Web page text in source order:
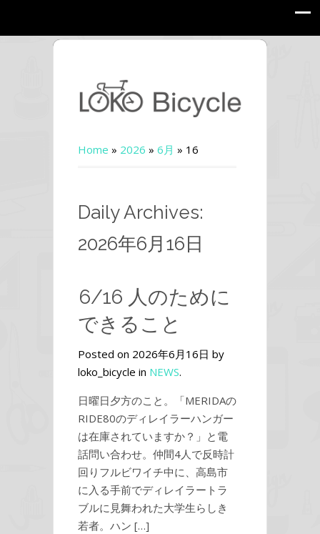
Home » 2026 » 6月 » 16
Daily Archives:
2026年6月16日
6/16 人のために
できること
Posted on 2026年6月16日 by
loko_bicycle in NEWS.
日曜日夕方のこと。「MERIDAの
RIDE80のディレイラーハンガー
は在庫されていますか？」と電
話問い合わせ。仲間4人で反時計
回りフルビワイチ中に、高島市
に入る手前でディレイラートラ
ブルに見舞われた大学生らしき
若者。ハン […]